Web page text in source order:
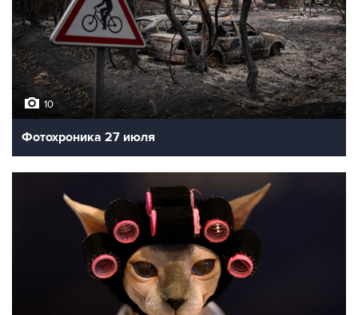
10
Фотохроника 27 июля